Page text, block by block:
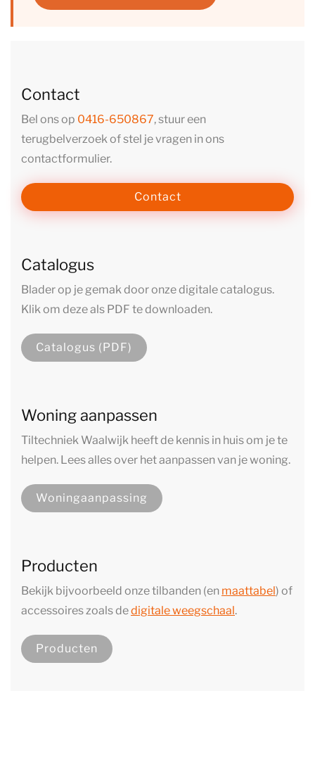
Contact
Bel ons op 0416-650867, stuur een
terugbelverzoek of stel je vragen in ons
contactformulier.
Contact
Catalogus
Blader op je gemak door onze digitale catalogus.
Klik om deze als PDF te downloaden.
Catalogus (PDF)
Woning aanpassen
Tiltechniek Waalwijk heeft de kennis in huis om je te
helpen. Lees alles over het aanpassen van je woning.
Woningaanpassing
Producten
Bekijk bijvoorbeeld onze tilbanden (en maattabel) of
accessoires zoals dedigitale weegschaal.
Producten